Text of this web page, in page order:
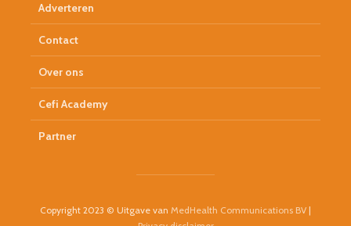
Adverteren
Contact
Over ons
Cefi Academy
Partner
Copyright 2023 © Uitgave van MedHealth Communications BV |